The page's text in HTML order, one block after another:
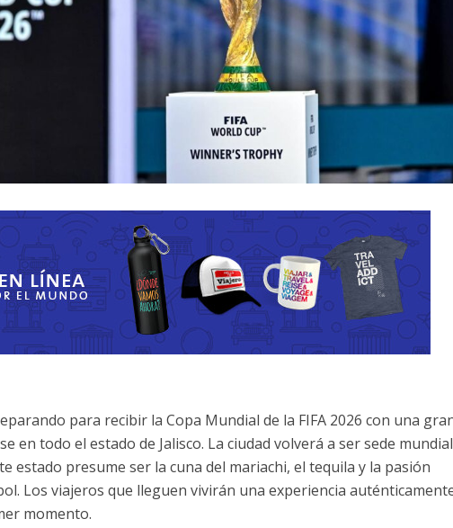
para recibir la Copa Mundial de la FIFA 2026 con una
en todo el estado de Jalisco. La ciudad volverá a ser sede
estado presume ser la cuna del mariachi, el tequila y la pasión
Los viajeros que lleguen vivirán una experiencia
momento.